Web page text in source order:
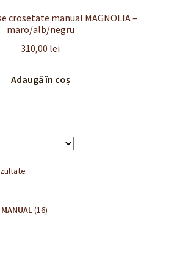
crosetate manual MAGNOLIA –
maro/alb/negru
310,00 lei
Adaugă în coș
1616